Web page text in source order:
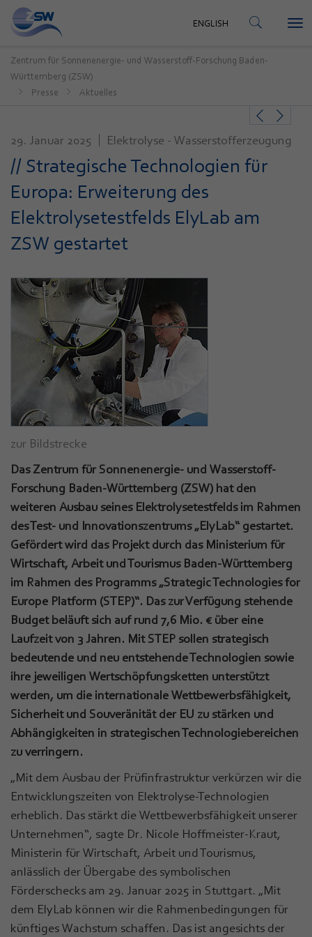
KONTAKT
ENGLISH
Zentrum für Sonnenenergie- und Wasserstoff-Forschung Baden-
Württemberg (ZSW)
Presse
Aktuelles
29. Januar 2025 Elektrolyse - Wasserstofferzeugung
// Strategische Technologien für
Europa: Erweiterung des
Elektrolysetestfelds ElyLab am
ZSW gestartet
zur Bildstrecke
Das Zentrum für Sonnenenergie- und Wasserstoff-
Forschung Baden-Württemberg (ZSW) hat den
weiteren Ausbau seines Elektrolysetestfelds im Rahmen
des Test- und Innovationszentrums „ElyLab“ gestartet.
Gefördert wird das Projekt durch das Ministerium für
Wirtschaft, Arbeit und Tourismus Baden-Württemberg
im Rahmen des Programms „Strategic Technologies for
Europe Platform (STEP)“. Das zur Verfügung stehende
Budget beläuft sich auf rund 7,6 Mio. € über eine
Laufzeit von 3 Jahren. Mit STEP sollen strategisch
bedeutende und neu entstehende Technologien sowie
ihre jeweiligen Wertschöpfungsketten unterstützt
werden, um die internationale Wettbewerbsfähigkeit,
Sicherheit und Souveränität der EU zu stärken und
Abhängigkeiten in strategischen Technologiebereichen
zu verringern.
„Mit dem Ausbau der Prüfinfrastruktur verkürzen wir die
Entwicklungszeiten von Elektrolyse-Technologien
erheblich. Das stärkt die Wettbewerbsfähigkeit unserer
Unternehmen“, sagte Dr. Nicole Hoffmeister-Kraut,
Ministerin für Wirtschaft, Arbeit und Tourismus,
anlässlich der Übergabe des symbolischen
Förderschecks am 29. Januar 2025 in Stuttgart. „Mit
dem ElyLab können wir die Rahmenbedingungen für
künftiges Wachstum schaffen. Das ist angesichts der